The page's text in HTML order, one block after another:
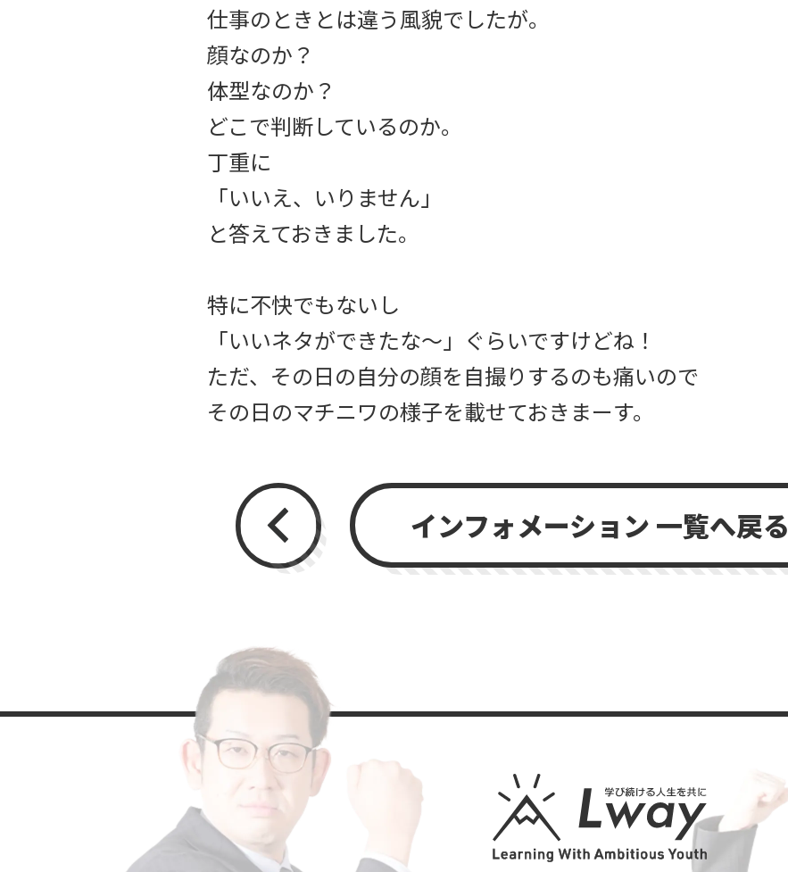
仕事のときとは違う風貌でしたが。
顔なのか？
体型なのか？
どこで判断しているのか。
丁重に
「いいえ、いりません」
と答えておきました。
特に不快でもないし
「いいネタができたな〜」ぐらいですけどね！
ただ、その日の自分の顔を自撮りするのも痛いので
その日のマチニワの様子を載せておきまーす。
インフォメーション 一覧へ戻る